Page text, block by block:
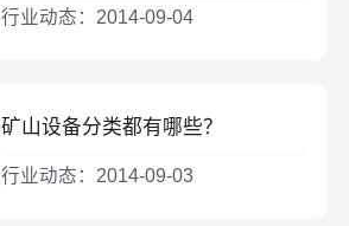
行业动态：2014-09-04
矿山设备分类都有哪些？
行业动态：2014-09-03